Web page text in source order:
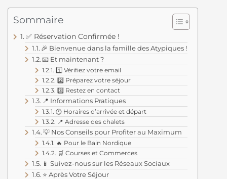
Sommaire
✅ Réservation Confirmée !
🎉 Bienvenue dans la famille des Atypiques !
📧 Et maintenant ?
1️⃣ Vérifiez votre email
2️⃣ Préparez votre séjour
3️⃣ Restez en contact
📍 Informations Pratiques
🕐 Horaires d’arrivée et départ
📍 Adresse des chalets
💡 Nos Conseils pour Profiter au Maximum
🔥 Pour le Bain Nordique
🛒 Courses et Commerces
📱 Suivez-nous sur les Réseaux Sociaux
⭐ Après Votre Séjour